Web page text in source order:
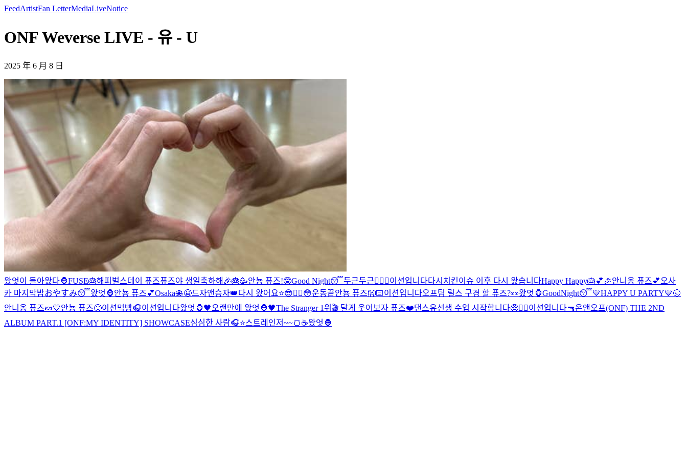
FeedArtistFan LetterMediaLiveNotice
ONF Weverse LIVE - 유 - U
2025 年 6 月 8 日
왔엇이 돌아왔다🦍FUSE🎂해피벌스데이 퓨즈퓨즈야 생일축하해🎉🎂🥳안뇽 퓨즈!🤓Good Night😴두근두근❤️‍🔥 😬이션입니다다시 치킨이슈 이후 다시 왔습니다Happy Happy🎂💕🎉안니옹 퓨즈💕 오사
카 마지막밤おやすみ😴왔엇🦍안뇽 퓨즈💕Osaka🐙😬드자앤승자👑다시 왔어요⭐️😎❤️‍🔥😳운동끝안뇽 퓨즈👐🏻이션입니다오프팀 릴스 구경 할 퓨즈?👀왔엇🦍GoodNight😴💙HAPPY U PARTY💙🌝
안니옹 퓨즈🍬💙안뇽 퓨즈🙂이션먹빵🎧이션입니다왔엇🦍🖤 오랜만에 왔엇🦍🖤The Stranger 1위🎬 달게 웃어보자 퓨즈❤️댄스유선생 수업 시작합니다🥸❤️‍🔥이션입니다🔫온앤오프(ONF) THE 2ND
ALBUM PART.1 [ONF:MY IDENTITY] SHOWCASE심심한 사람🎧⭐️스트레인저~~🍞☕️왔엇🦍